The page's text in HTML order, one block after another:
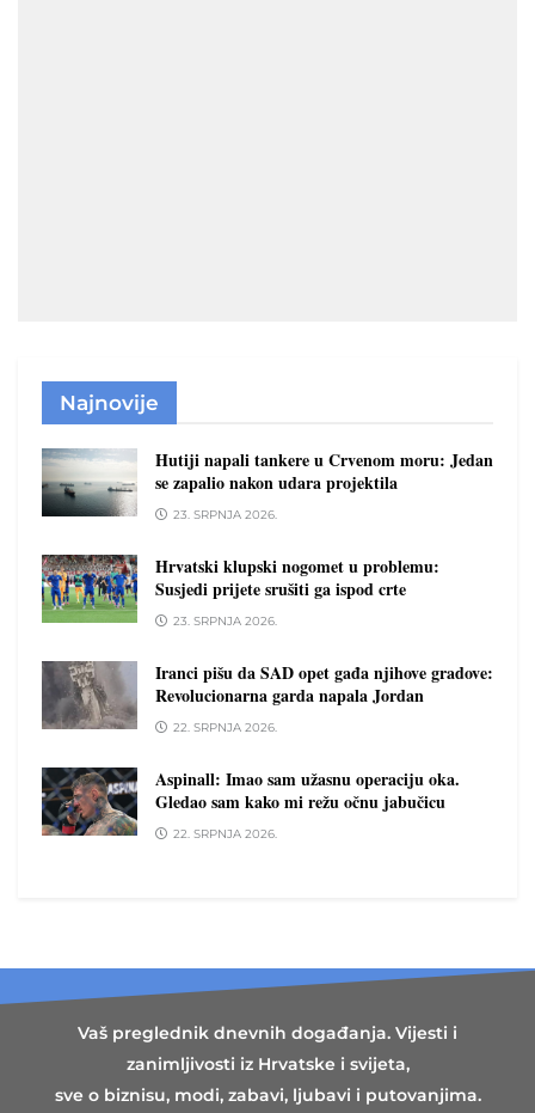
Najnovije
Hutiji napali tankere u Crvenom moru: Jedan
se zapalio nakon udara projektila
23. SRPNJA 2026.
Hrvatski klupski nogomet u problemu:
Susjedi prijete srušiti ga ispod crte
23. SRPNJA 2026.
Iranci pišu da SAD opet gađa njihove gradove:
Revolucionarna garda napala Jordan
22. SRPNJA 2026.
Aspinall: Imao sam užasnu operaciju oka.
Gledao sam kako mi režu očnu jabučicu
22. SRPNJA 2026.
Vaš preglednik dnevnih događanja. Vijesti i
zanimljivosti iz Hrvatske i svijeta,
sve o biznisu, modi, zabavi, ljubavi i putovanjima.